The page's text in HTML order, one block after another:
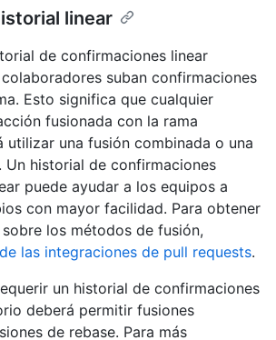
linear
de confirmaciones linear
suban confirmaciones
Esto significa que cualquier
fusionada con la rama
utilizar una fusión combinada o una
Un historial de confirmaciones
puede ayudar a los equipos a
con mayor facilidad. Para obtener
los métodos de fusión,
las integraciones de pull requests.
un historial de confirmaciones
deberá permitir fusiones
de rebase. Para más